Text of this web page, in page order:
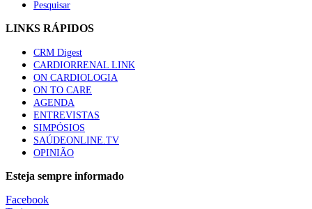
Pesquisar
LINKS RÁPIDOS
CRM Digest
CARDIORRENAL LINK
ON CARDIOLOGIA
ON TO CARE
AGENDA
ENTREVISTAS
SIMPÓSIOS
SAÚDEONLINE.TV
OPINIÃO
Esteja sempre informado
Facebook